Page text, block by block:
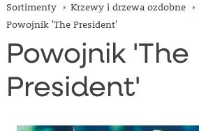
Sortimenty Krzewy i drzewa ozdobne
Powojnik 'The President'
Powojnik 'The
President'